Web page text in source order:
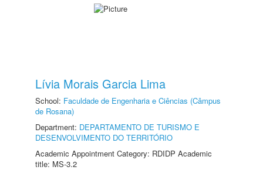
Lívia Morais Garcia Lima
School: Faculdade de Engenharia e Ciências (Câmpus
de Rosana)
Department: DEPARTAMENTO DE TURISMO E
DESENVOLVIMENTO DO TERRITÓRIO
Academic Appointment Category: RDIDP Academic
title: MS-3.2